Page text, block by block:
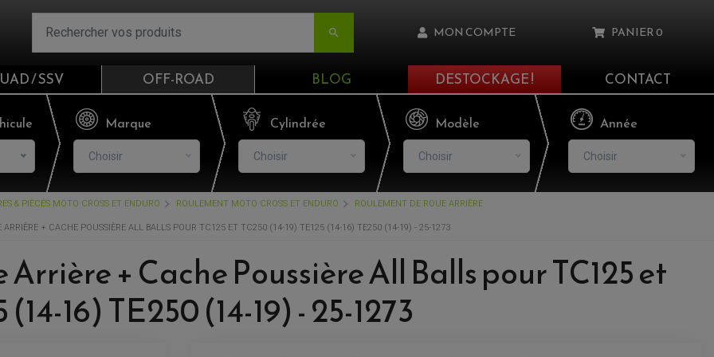
 MON COMPTE
Email
Mot de passe
CONNEXION
S'INSCRIRE
PANIER0
Il n'y a aucun produit dans votre panier
/ SSV OFF-ROAD BLOG DESTOCKAGE ! CONTACT
Marque
Choisir
Cylindrée
Choisir
Modèle
Choisir
Année
Choisir
& PIÈCES MOTO CROSS ET ENDURO ROULEMENT MOTO CROSS ET ENDURO ROULEMENT DE ROUE ARRIÈRE
ARRIÈRE + CACHE POUSSIÈRE ALL BALLS POUR TC125 ET TC250 (14-19) TE125 (14-16) TE250 (14-19) - 25-1273
+ Cache Poussière All Balls pour TC125 et
16) TE250 (14-19) - 25-1273